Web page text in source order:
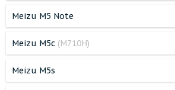
Meizu M5 Note
Meizu M5c (M710H)
Meizu M5s